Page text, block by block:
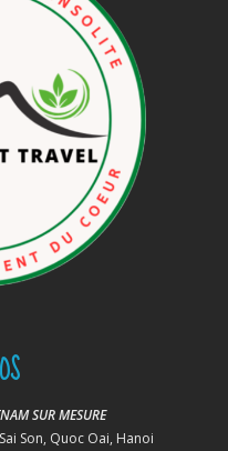
SUR MESURE
Son, Quoc Oai, Hanoi